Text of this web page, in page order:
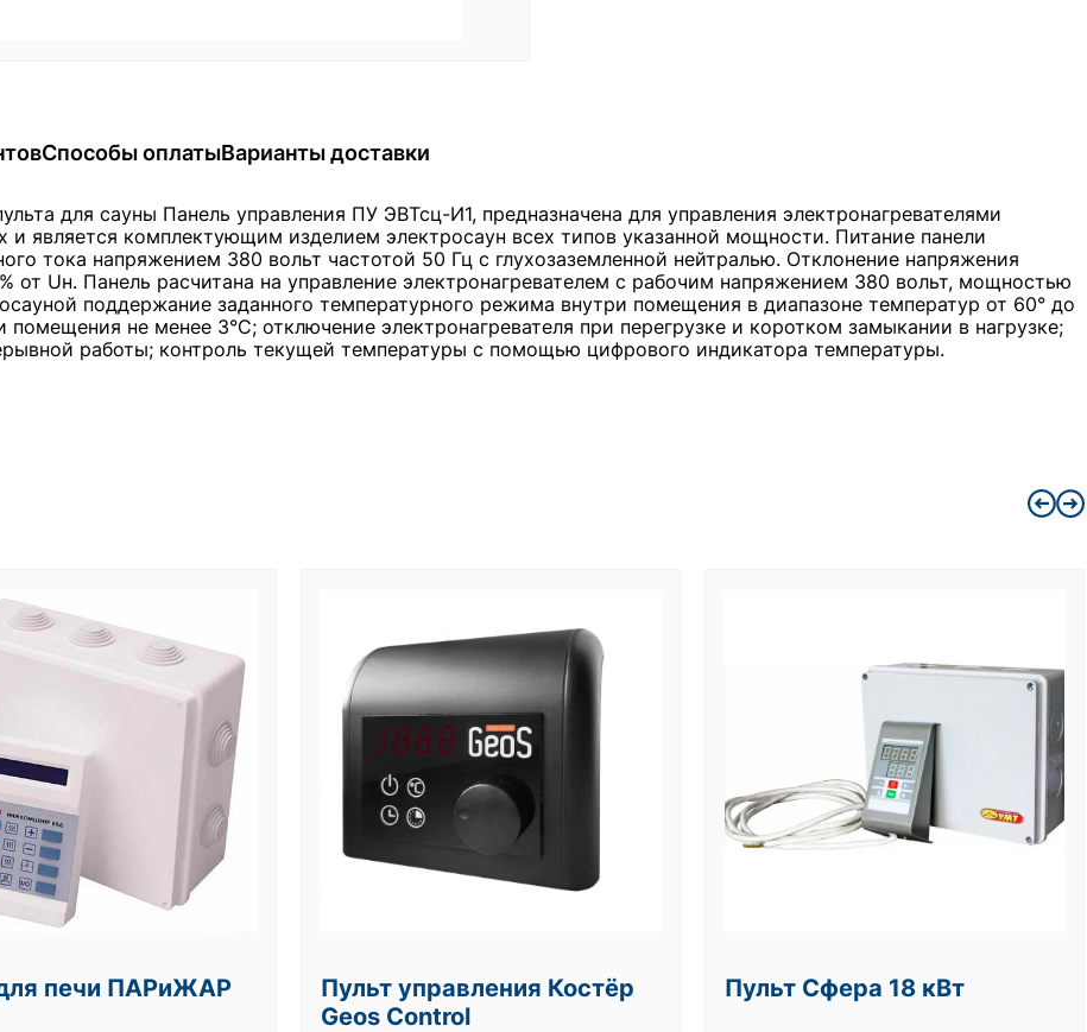
Способы оплатыВарианты доставки
для сауны Панель управления ПУ ЭВТсц-И1, предназначена для управления электронагревателями
является комплектующим изделием электросаун всех типов указанной мощности. Питание панели
тока напряжением 380 вольт частотой 50 Гц с глухозаземленной нейтралью. Отклонение напряжения
от Uн. Панель расчитана на управление электронагревателем с рабочим напряжением 380 вольт, мощностью
поддержание заданного температурного режима внутри помещения в диапазоне температур от 60° до
не менее 3°С; отключение электронагревателя при перегрузке и коротком замыкании в нагрузке;
работы; контроль текущей температуры с помощью цифрового индикатора температуры.
печи ПАРиЖАР
Пульт управления Костёр
Geos Control
Пульт Сфера 18 кВт